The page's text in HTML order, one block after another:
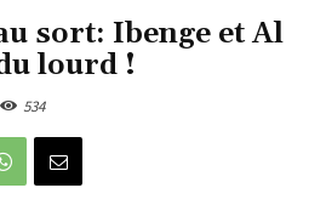
sort: Ibenge et Al
lourd !
534